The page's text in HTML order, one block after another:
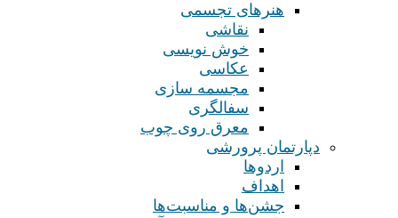
هنرهای تجسمی
نقاشی
خوش نویسی
عکاسی
مجسمه سازی
سفالگری
معرق روی چوب
دپارتمان پرورشی
اردوها
اهداف
جشن‌ها و مناسبت‌ها